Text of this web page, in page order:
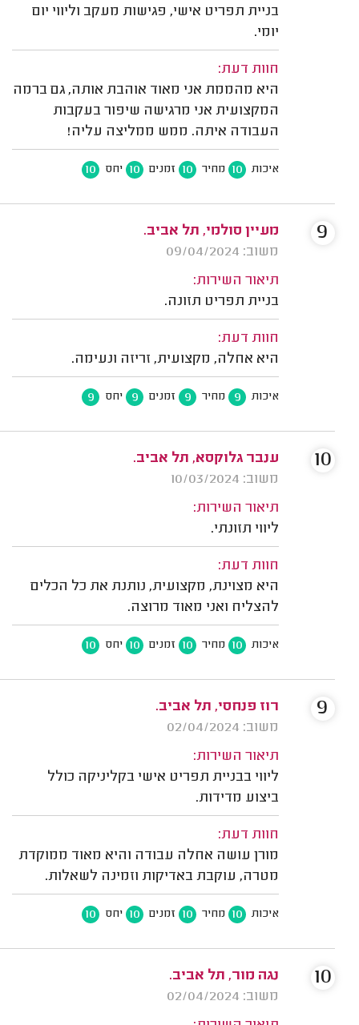
בניית תפריט אישי, פגישות מעקב וליווי יום
יומי.
חוות דעת:
היא מהממת אני מאוד אוהבת אותה, גם ברמה
המקצועית אני מרגישה שיפור בעקבות
העבודה איתה. ממש ממליצה עליה!
איכות 10 מחיר 10 זמנים 10 יחס 10
מעיין סולמי, תל אביב.
משוב: 09/04/2024
תיאור השירות:
בניית תפריט תזונה.
חוות דעת:
היא אחלה, מקצועית, זריזה ונעימה.
איכות 9 מחיר 9 זמנים 9 יחס 9
9
ענבר גלוקסא, תל אביב.
משוב: 10/03/2024
תיאור השירות:
ליווי תזונתי.
חוות דעת:
היא מצוינת, מקצועית, נותנת את כל הכלים
להצליח ואני מאוד מרוצה.
איכות 10 מחיר 10 זמנים 10 יחס 10
10
רוז פנחסי, תל אביב.
משוב: 02/04/2024
תיאור השירות:
ליווי בבניית תפריט אישי בקליניקה כולל
ביצוע מדידות.
חוות דעת:
מורן עושה אחלה עבודה והיא מאוד ממוקדת
מטרה, עוקבת באדיקות וזמינה לשאלות.
איכות 10 מחיר 10 זמנים 10 יחס 10
9
נגה מור, תל אביב.
משוב: 02/04/2024
10